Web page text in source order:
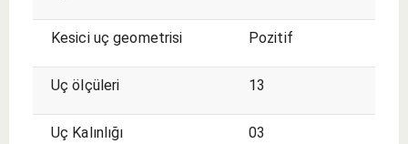
Kesici uç geometrisi Pozitif
Uç ölçüleri 13
Uç Kalınlığı 03